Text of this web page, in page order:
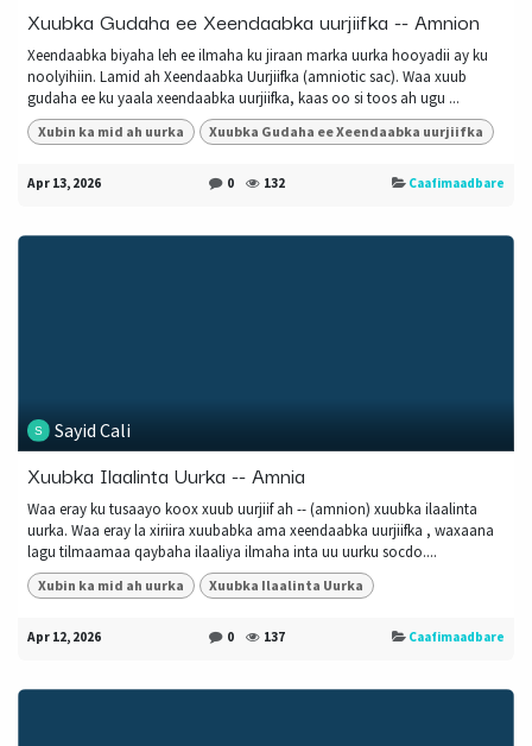
Xuubka Gudaha ee Xeendaabka uurjiifka -- Amnion
Xeendaabka biyaha leh ee ilmaha ku jiraan marka uurka hooyadii ay ku
noolyihiin. Lamid ah Xeendaabka Uurjiifka (amniotic sac). Waa xuub
gudaha ee ku yaala xeendaabka uurjiifka, kaas oo si toos ah ugu ...
Xubin ka mid ah uurka Xuubka Gudaha ee Xeendaabka uurjiifka
Apr 13, 2026 0 132 Caafimaadbare
Sayid Cali
Xuubka Ilaalinta Uurka -- Amnia
Waa eray ku tusaayo koox xuub uurjiif ah -- (amnion) xuubka ilaalinta
uurka. Waa eray la xiriira xuubabka ama xeendaabka uurjiifka , waxaana
lagu tilmaamaa qaybaha ilaaliya ilmaha inta uu uurku socdo....
Xubin ka mid ah uurka Xuubka Ilaalinta Uurka
Apr 12, 2026 0 137 Caafimaadbare